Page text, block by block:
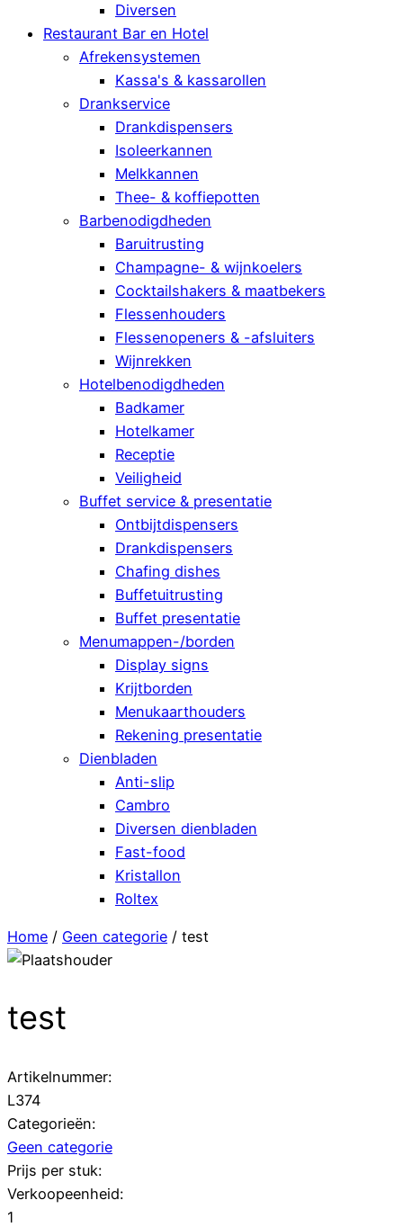
Diversen
Restaurant Bar en Hotel
Afrekensystemen
Kassa's & kassarollen
Drankservice
Drankdispensers
Isoleerkannen
Melkkannen
Thee- & koffiepotten
Barbenodigdheden
Baruitrusting
Champagne- & wijnkoelers
Cocktailshakers & maatbekers
Flessenhouders
Flessenopeners & -afsluiters
Wijnrekken
Hotelbenodigdheden
Badkamer
Hotelkamer
Receptie
Veiligheid
Buffet service & presentatie
Ontbijtdispensers
Drankdispensers
Chafing dishes
Buffetuitrusting
Buffet presentatie
Menumappen-/borden
Display signs
Krijtborden
Menukaarthouders
Rekening presentatie
Dienbladen
Anti-slip
Cambro
Diversen dienbladen
Fast-food
Kristallon
Roltex
Home / Geen categorie / test
test
Artikelnummer:
L374
Categorieën:
Geen categorie
Prijs per stuk:
Verkoopeenheid:
1